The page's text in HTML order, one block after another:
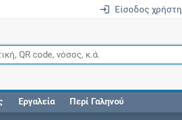
Είσοδος χρήστη
Εργαλεία Περί Γαληνού